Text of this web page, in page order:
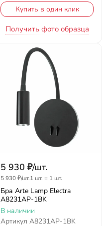
Купить в один клик
Получить фото образца
5 930 ₽/шт.
5 930₽/шт.1 шт. = 1 шт.
Бра Arte Lamp Electra
A8231AP-1BK
В наличии
Артикул A8231AP-1BK